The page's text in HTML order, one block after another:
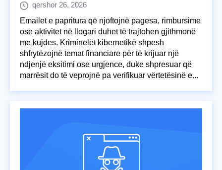
qershor 26, 2026
Emailet e papritura që njoftojnë pagesa, rimbursime
ose aktivitet në llogari duhet të trajtohen gjithmonë
me kujdes. Kriminelët kibernetikë shpesh
shfrytëzojnë temat financiare për të krijuar një
ndjenjë eksitimi ose urgjence, duke shpresuar që
marrësit do të veprojnë pa verifikuar vërtetësinë e...